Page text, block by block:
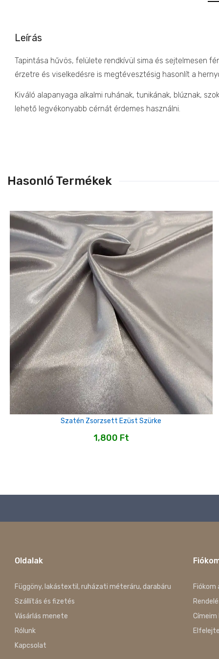
Leírás
Tapintása hűvös, felülete rendkívül sima és sejtelmesen
érzetre és viselkedésre is megtévesztésig hasonlít a
Kiváló alapanyaga alkalmi ruhának, tunikának, blúznak,
lehető legvékonyabb cérnát érdemes használni.
Hasonló Termékek
Szatén Zsorzsett Ezüst Szürke
1,800 Ft
Oldalak
Függöny, lakástextil, ruházati méteráru, darabáru
Szállítás és fizetés
Vásárlás menete
Rólunk
Kapcsolat
Fiókom
Címeim